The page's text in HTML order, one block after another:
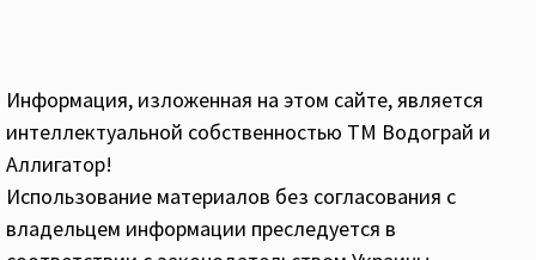
Информация, изложенная на этом сайте, является
интеллектуальной собственностью ТМ Водограй и
Аллигатор!
Использование материалов без согласования с
владельцем информации преследуется в